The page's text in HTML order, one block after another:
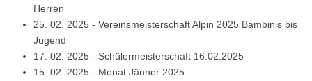
Herren
25. 02. 2025 - Vereinsmeisterschaft Alpin 2025 Bambinis bis
Jugend
17. 02. 2025 - Schülermeisterschaft 16.02.2025
15. 02. 2025 - Monat Jänner 2025